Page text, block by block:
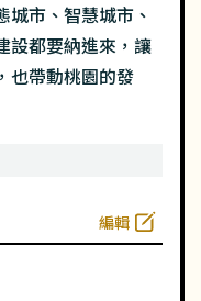
城市、智慧城市、
設都要納進來，讓
也帶動桃園的發
編輯